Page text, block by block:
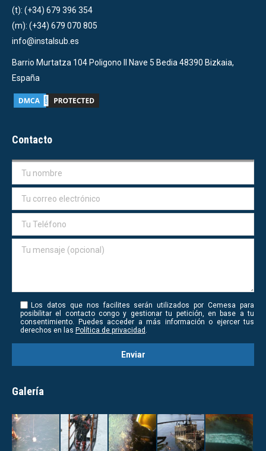
(t): (+34) 679 396 354
(m): (+34) 679 070 805
info@instalsub.es
Barrio Murtatza 104 Poligono II Nave 5 Bedia 48390 Bizkaia,
España
Contacto
Los datos que nos facilites serán utilizados por Cemesa para
posibilitar el contacto congo y gestionar tu petición, en base a tu
consentimiento. Puedes acceder a más información o ejercer tus
derechos en las Política de privacidad
Galería